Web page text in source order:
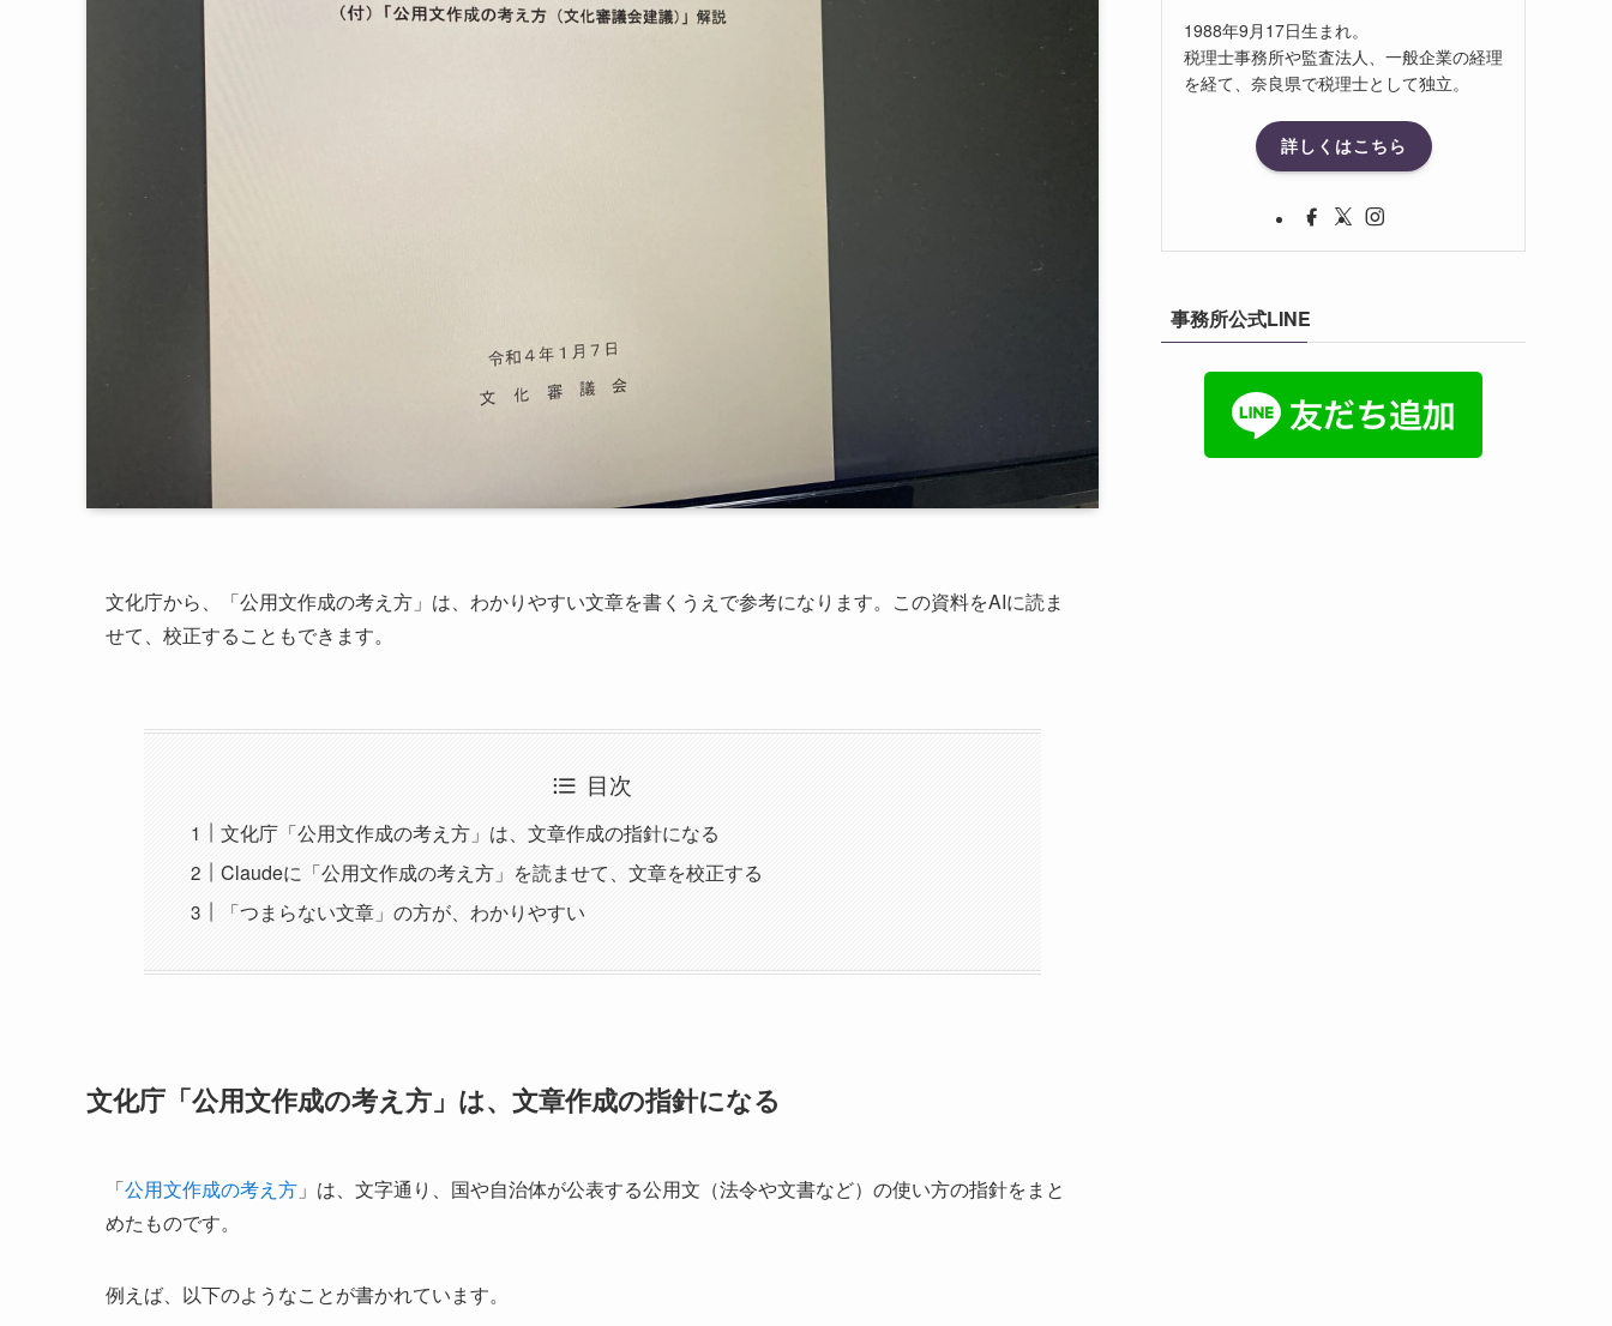
文化庁から、「公用文作成の考え方」は、わかりやすい文章を書くうえで参考になります。この資料をAIに読ま
せて、校正することもできます。
目次
文化庁「公用文作成の考え方」は、文章作成の指針になる
Claudeに「公用文作成の考え方」を読ませて、文章を校正する
「つまらない文章」の方が、わかりやすい
文化庁「公用文作成の考え方」は、文章作成の指針になる
「公用文作成の考え方 」は、文字通り、国や自治体が公表する公用文（法令や文書など）の使い方の指針をまと
めたものです。
例えば、以下のようなことが書かれています。
1988年9月17日生まれ。
税理士事務所や監査法人、一般企業の経理
を経て、奈良県で税理士として独立。
詳しくはこちら
事務所公式LINE